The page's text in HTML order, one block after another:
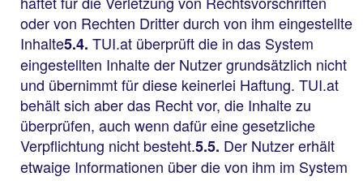
oder von Rechten Dritter durch von ihm eingestellte
Inhalte5.4. TUI.at überprüft die in das System
eingestellten Inhalte der Nutzer grundsätzlich nicht
und übernimmt für diese keinerlei Haftung. TUI.at
behält sich aber das Recht vor, die Inhalte zu
überprüfen, auch wenn dafür eine gesetzliche
Verpflichtung nicht besteht.5.5. Der Nutzer erhält
etwaige Informationen über die von ihm im System